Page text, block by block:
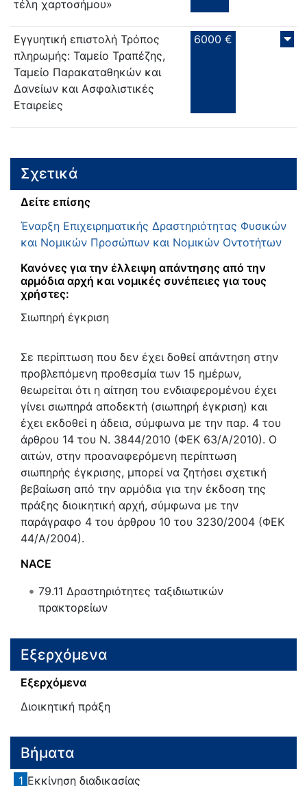
τέλη χαρτοσήμου»
Εγγυητική επιστολή Τρόπος
πληρωμής: Ταμείο Τραπέζης,
Ταμείο Παρακαταθηκών και
Δανείων και Ασφαλιστικές
Εταιρείες
6000 €
Σχετικά
Δείτε επίσης
Έναρξη Επιχειρηματικής Δραστηριότητας Φυσικών
και Νομικών Προσώπων και Νομικών Οντοτήτων
Κανόνες για την έλλειψη απάντησης από την
αρμόδια αρχή και νομικές συνέπειες για τους
χρήστες:
Σιωπηρή έγκριση
Σε περίπτωση που δεν έχει δοθεί απάντηση στην
προβλεπόμενη προθεσμία των 15 ημέρων,
θεωρείται ότι η αίτηση του ενδιαφερομένου έχει
γίνει σιωπηρά αποδεκτή (σιωπηρή έγκριση) και
έχει εκδοθεί η άδεια, σύμφωνα με την παρ. 4 του
άρθρου 14 του Ν. 3844/2010 (ΦΕΚ 63/Α/2010). Ο
αιτών, στην προαναφερόμενη περίπτωση
σιωπηρής έγκρισης, μπορεί να ζητήσει σχετική
βεβαίωση από την αρμόδια για την έκδοση της
πράξης διοικητική αρχή, σύμφωνα με την
παράγραφο 4 του άρθρου 10 του 3230/2004 (ΦΕΚ
44/Α/2004).
NACE
79.11 Δραστηριότητες ταξιδιωτικών
πρακτορείων
Εξερχόμενα
Εξερχόμενα
Διοικητική πράξη
Βήματα
1 Εκκίνηση διαδικασίας